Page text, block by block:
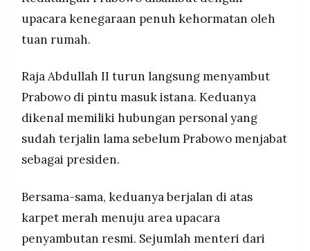
PRAMUDITA
©
Resolusi.co
2026
RESOLUSI
PRAMUDITA
Lahadalia, dan Sekretaris Kabinet Teddy Indra
Wijaya, yang masing-masing diperkenalkan
langsung kepada Raja Abdullah II.
menggelar pertemuan empat mata dilanjutkan
sesi bilateral, dalam kunjungan yang menandai
75 tahun hubungan diplomatik Indonesia dan
Yordania.
upacara kenegaraan penuh kehormatan oleh
tuan rumah.
Raja Abdullah II turun langsung menyambut
Prabowo di pintu masuk istana. Keduanya
dikenal memiliki hubungan personal yang
sudah terjalin lama sebelum Prabowo menjabat
sebagai presiden.
Bersama-sama, keduanya berjalan di atas
karpet merah menuju area upacara
penyambutan resmi. Sejumlah menteri dari